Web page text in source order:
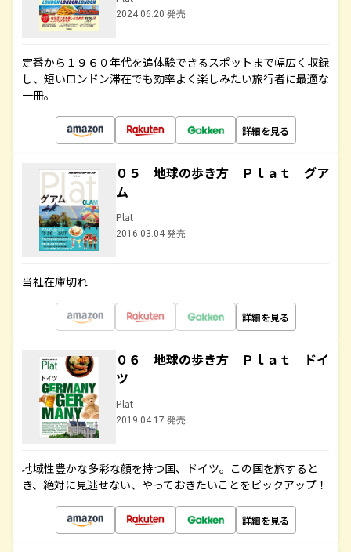
2024.06.20 発売
定番から１９６０年代を追体験できるスポットまで幅広く収録
し、短いロンドン滞在でも効率よく楽しみたい旅行者に最適な
一冊。
詳細を見る
０５ 地球の歩き方 Ｐｌａｔ グア
ム
Plat
2016.03.04 発売
当社在庫切れ
詳細を見る
０６ 地球の歩き方 Ｐｌａｔ ドイ
ツ
Plat
2019.04.17 発売
地域性豊かな多彩な顔を持つ国、ドイツ。この国を旅すると
き、絶対に見逃せない、やっておきたいことをピックアップ！
詳細を見る